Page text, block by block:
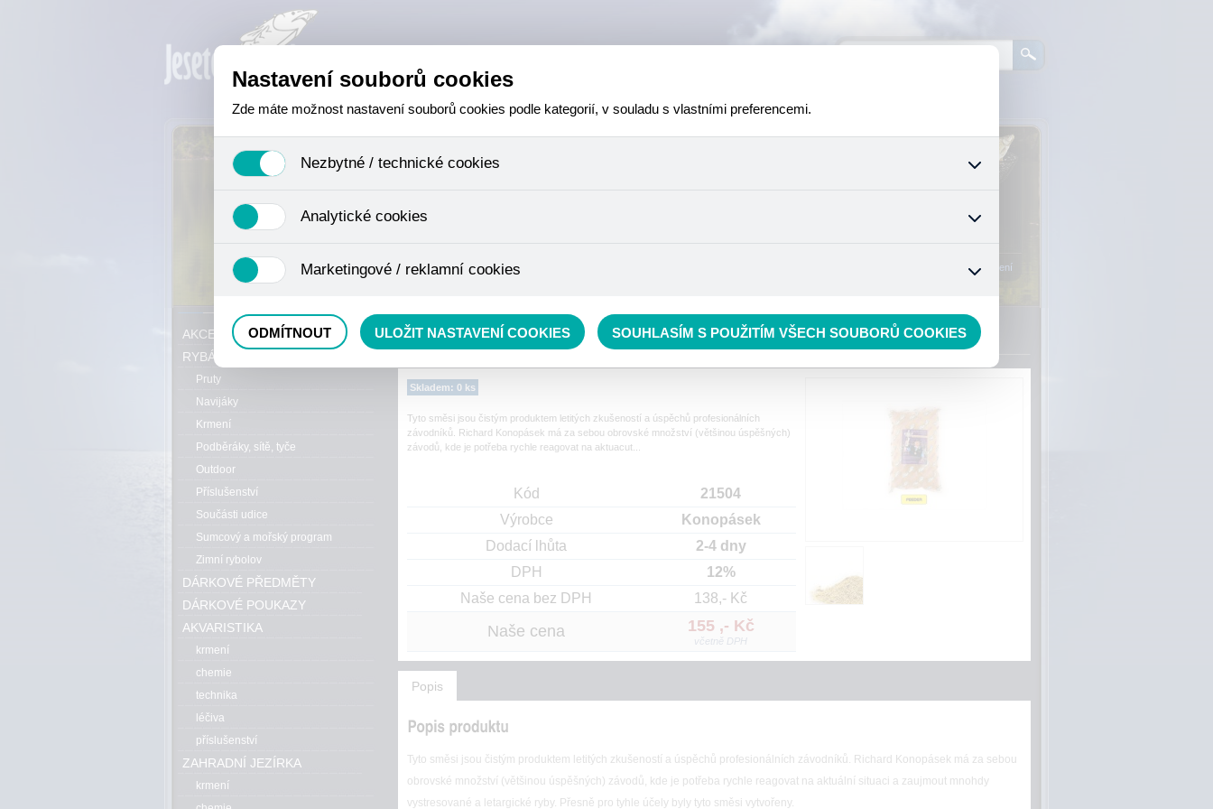
Přihlášení
RYBÁŘSKÝ SORTIMENT»
Skladem: 0 ks
Tyto směsi jsou čistým produktem letitých zkušeností a úspěchů profesionálních
závodníků. Richard Konopásek má za sebou obrovské množství (většinou úspěšných)
závodů, kde je potřeba rychle reagovat na aktuacut...
Kód
21504
Výrobce
Konopásek
Dodací lhůta
2-4 dny
DPH
12%
Naše cena bez DPH
138,- Kč
Naše cena 155 ,- Kč
včetně DPH
Popis
Tyto směsi jsou čistým produktem letitých zkušeností a úspěchů profesionálních závodníků. Richard Konopásek má za sebou
obrovské množství (většinou úspěšných) závodů, kde je potřeba rychle reagovat na aktuální situaci a zaujmout mnohdy
vystresované a letargické ryby. Přesně pro tyhle účely byly tyto směsi vytvořeny.
AKCE, SLEVY, VÝPRODEJ
RYBÁŘSKÝ SORTIMENT
Pruty
Navijáky
Krmení
Podběráky, sítě, tyče
Outdoor
Příslušenství
Součásti udice
Sumcový a mořský program
Zimní rybolov
DÁRKOVÉ PŘEDMĚTY
DÁRKOVÉ POUKAZY
AKVARISTIKA
krmení
chemie
technika
léčiva
příslušenství
ZAHRADNÍ JEZÍRKA
krmení
Nastavení souborů cookies
Zde máte možnost nastavení souborů cookies podle kategorií, v souladu s vlastními preferencemi.
Nezbytné / technické cookies
se mimo jiné k ukládání produktů v nákupním košíku, ovládání filtrů a také nastavení souhlasu s uživáním cookies. Pro tyto cookies
není zapotřebí Váš souhlas a není možné jej ani odebrat.
Analytické cookies
nejedná o osobní údaje, protože anonymizované cookies nelze přiřadit konkrétnímu uživateli. Proto nedokážeme zjistit navštívené
odkazy, prohlížené zboží apod.
Marketingové / reklamní cookies
ODMÍTNOUT ULOŽIT NASTAVENÍ COOKIES SOUHLASÍM S POUŽITÍM VŠECH SOUBORŮ COOKIES